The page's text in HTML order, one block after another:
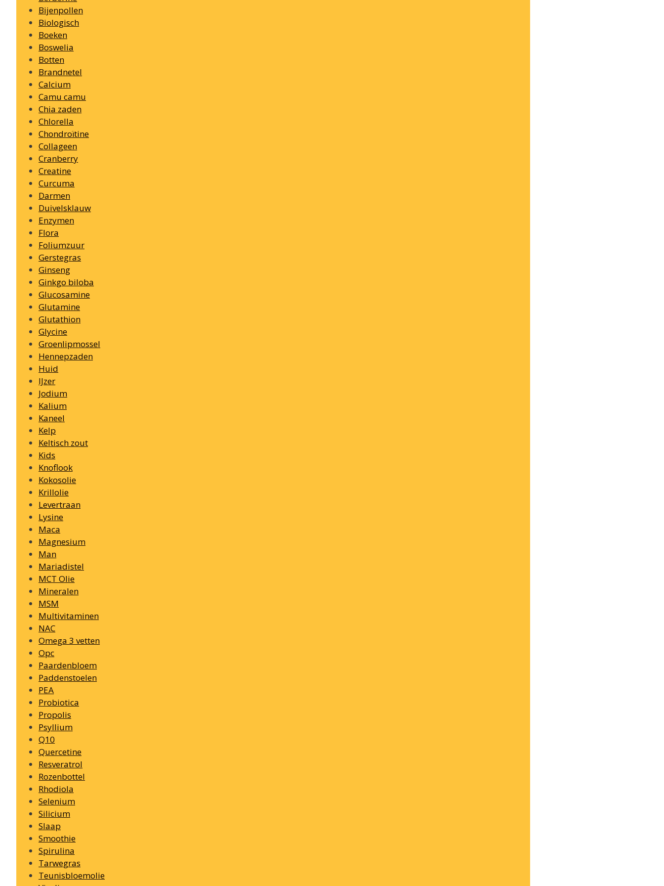
Bijenpollen
Biologisch
Boeken
Boswelia
Botten
Brandnetel
Calcium
Camu camu
Chia zaden
Chlorella
Chondroïtine
Collageen
Cranberry
Creatine
Curcuma
Darmen
Duivelsklauw
Enzymen
Flora
Foliumzuur
Gerstegras
Ginseng
Ginkgo biloba
Glucosamine
Glutamine
Glutathion
Glycine
Groenlipmossel
Hennepzaden
Huid
IJzer
Jodium
Kalium
Kaneel
Kelp
Keltisch zout
Kids
Knoflook
Kokosolie
Krillolie
Levertraan
Lysine
Maca
Magnesium
Man
Mariadistel
MCT Olie
Mineralen
MSM
Multivitaminen
NAC
Omega 3 vetten
Opc
Paardenbloem
Paddenstoelen
PEA
Probiotica
Propolis
Psyllium
Q10
Quercetine
Resveratrol
Rozenbottel
Rhodiola
Selenium
Silicium
Slaap
Smoothie
Spirulina
Tarwegras
Teunisbloemolie